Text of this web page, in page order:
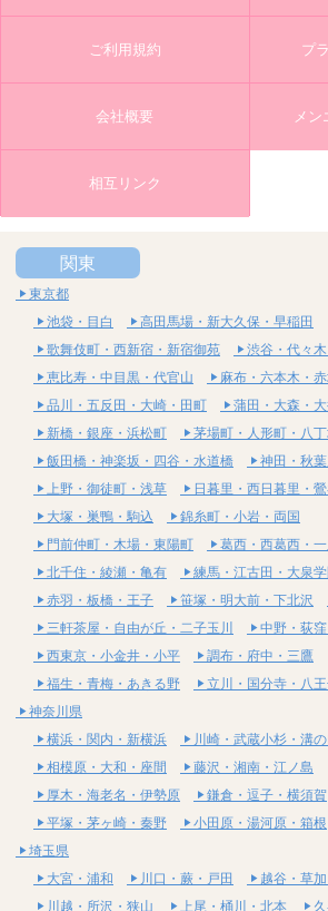
ご利用規約 プ
会社概要 メ
相互リンク
関東
東京都
池袋・目白
高田馬場・新大久保・早稲田
歌舞伎町・西新宿・新宿御苑
渋谷・代々
恵比寿・中目黒・代官山
麻布・六本木・
品川・五反田・大崎・田町
蒲田・大森・
新橋・銀座・浜松町
茅場町・人形町・八丁
飯田橋・神楽坂・四谷・水道橋
神田・秋
上野・御徒町・浅草
日暮里・西日暮里・
大塚・巣鴨・駒込
錦糸町・小岩・両国
門前仲町・木場・東陽町
葛西・西葛西・
北千住・綾瀬・亀有
練馬・江古田・大泉学
赤羽・板橋・王子
笹塚・明大前・下北沢
三軒茶屋・自由が丘・二子玉川
中野・荻
西東京・小金井・小平
調布・府中・三鷹
福生・青梅・あきる野
立川・国分寺・八
神奈川県
横浜・関内・新横浜
川崎・武蔵小杉・溝の
相模原・大和・座間
藤沢・湘南・江ノ島
厚木・海老名・伊勢原
鎌倉・逗子・横須賀
平塚・茅ヶ崎・秦野
小田原・湯河原・箱根
埼玉県
大宮・浦和
川口・蕨・戸田
越谷・草
川越・所沢・狭山
上尾・桶川・北本